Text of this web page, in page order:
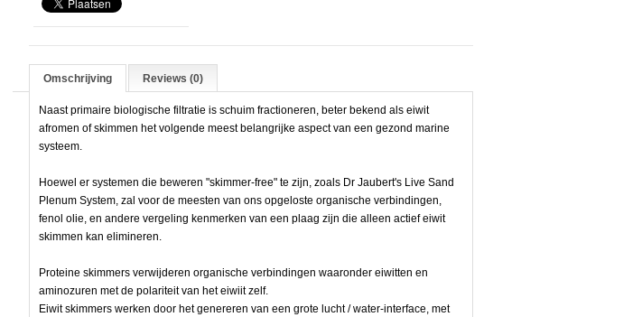
Omschrijving Reviews (0)
Naast primaire biologische filtratie is schuim fractioneren, beter bekend als eiwit
afromen of skimmen het volgende meest belangrijke aspect van een gezond marine
systeem.
Hoewel er systemen die beweren "skimmer-free" te zijn, zoals Dr Jaubert's Live Sand
Plenum System, zal voor de meesten van ons opgeloste organische verbindingen,
fenol olie, en andere vergeling kenmerken van een plaag zijn die alleen actief eiwit
skimmen kan elimineren.
Proteine skimmers verwijderen organische verbindingen waaronder eiwitten en
aminozuren met de polariteit van het eiwiit zelf.
Eiwit skimmers werken door het genereren van een grote lucht / water-interface, met